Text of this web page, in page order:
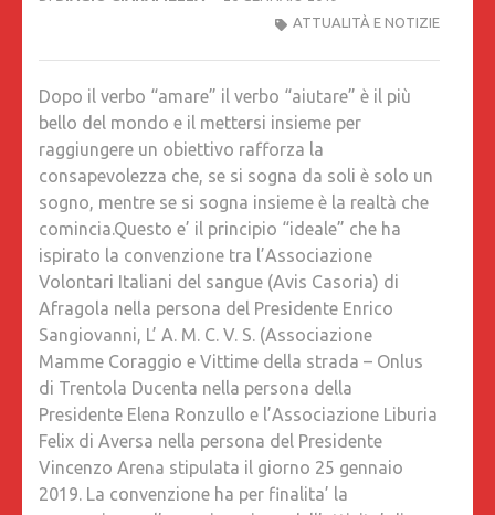
ATTUALITÀ E NOTIZIE
Dopo il verbo “amare” il verbo “aiutare” è il più
bello del mondo e il mettersi insieme per
raggiungere un obiettivo rafforza la
consapevolezza che, se si sogna da soli è solo un
sogno, mentre se si sogna insieme è la realtà che
comincia.Questo e’ il principio “ideale” che ha
ispirato la convenzione tra l’Associazione
Volontari Italiani del sangue (Avis Casoria) di
Afragola nella persona del Presidente Enrico
Sangiovanni, L’ A. M. C. V. S. (Associazione
Mamme Coraggio e Vittime della strada – Onlus
di Trentola Ducenta nella persona della
Presidente Elena Ronzullo e l’Associazione Liburia
Felix di Aversa nella persona del Presidente
Vincenzo Arena stipulata il giorno 25 gennaio
2019. La convenzione ha per finalita’ la